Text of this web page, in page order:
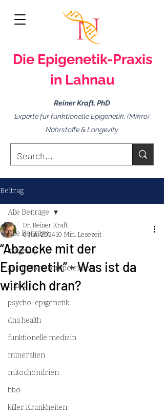
Die Epigenetik-Praxis
in Lahnau
Reiner Kraft, PhD
Experte für funktionelle Epigenetik, (Mikro)
Nährstoffe & Longevity
Beitrag
Alle Beiträge
longevity
gesundheitskompetenzen
mind
psycho-epigenetik
dna health
funktionelle medizin
mineralien
mitochondrien
hbo
killer Krankheiten
Alle Beiträge
“Abzocke mit der
Epigenetik” - Was ist da
wirklich dran?
Dr. Reiner Kraft
6. Juni 202410 Min. Lesezeit